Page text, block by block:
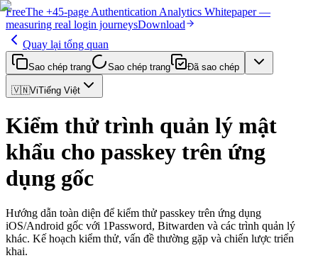
FreeThe +45-page Authentication Analytics Whitepaper —
measuring real login journeysDownload
Quay lại tổng quan
Sao chép trang Sao chép trang Đã sao chép
🇻🇳ViTiếng Việt
Kiểm thử trình quản lý mật
khẩu cho passkey trên ứng
dụng gốc
Hướng dẫn toàn diện để kiểm thử passkey trên ứng dụng
iOS/Android gốc với 1Password, Bitwarden và các trình quản lý
khác. Kế hoạch kiểm thử, vấn đề thường gặp và chiến lược triển
khai.